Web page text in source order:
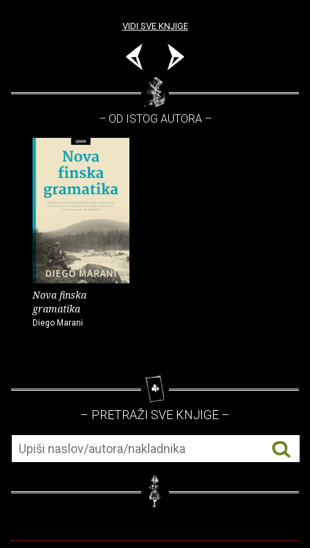
VIDI SVE KNJIGE
– OD ISTOG AUTORA –
Nova finska
gramatika
Diego Marani
– PRETRAŽI SVE KNJIGE –